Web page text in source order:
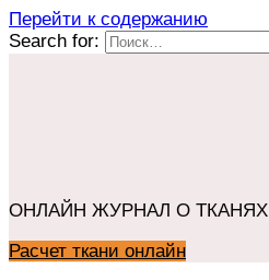
Перейти к содержанию
Search for:
ОНЛАЙН ЖУРНАЛ О ТКАНЯХ
Расчет ткани онлайн